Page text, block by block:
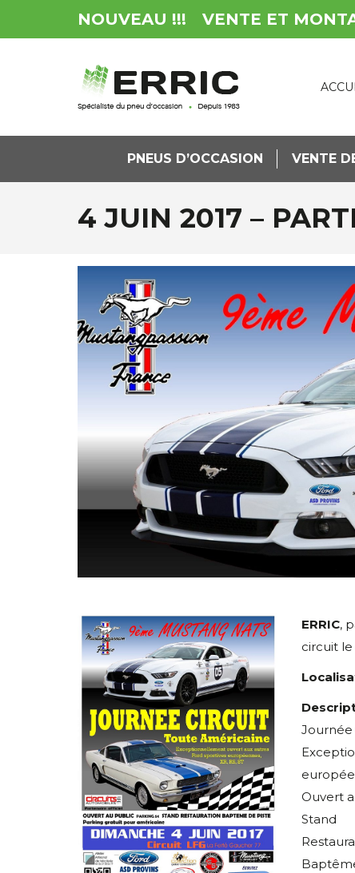
NOUVEAU !!! VENTE ET
PNEUS D’OCCASION VENTE
4 JUIN 2017 –
ERRIC,
circuit le
Journée
Ouvert
Stand